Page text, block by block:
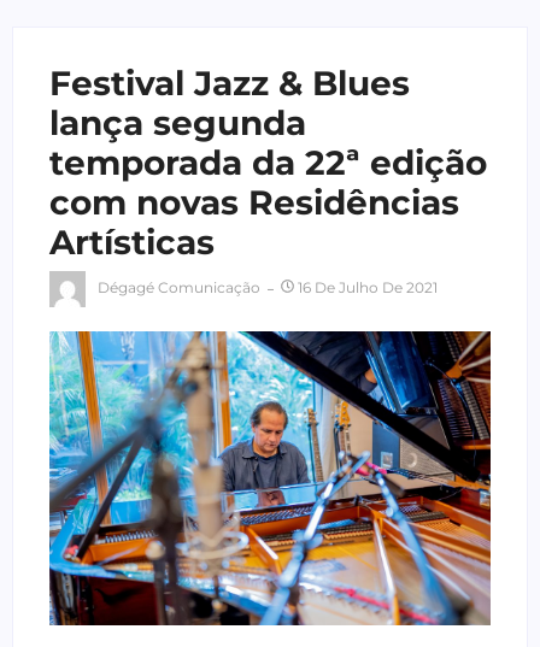
Festival Jazz & Blues
lança segunda
temporada da 22ª edição
com novas Residências
Artísticas
Dégagé Comunicação 16 De Julho De 2021